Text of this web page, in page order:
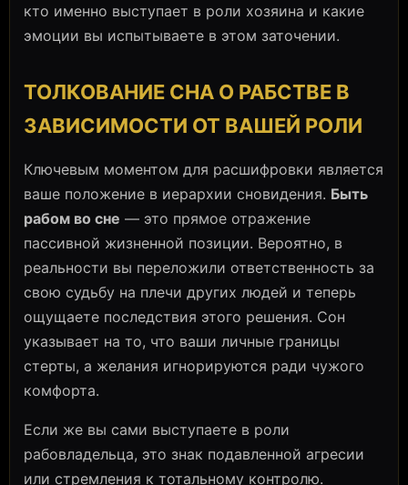
кто именно выступает в роли хозяина и какие
эмоции вы испытываете в этом заточении.
ТОЛКОВАНИЕ СНА О РАБСТВЕ В
ЗАВИСИМОСТИ ОТ ВАШЕЙ РОЛИ
Ключевым моментом для расшифровки является
ваше положение в иерархии сновидения. Быть
рабом во сне — это прямое отражение
пассивной жизненной позиции. Вероятно, в
реальности вы переложили ответственность за
свою судьбу на плечи других людей и теперь
ощущаете последствия этого решения. Сон
указывает на то, что ваши личные границы
стерты, а желания игнорируются ради чужого
комфорта.
Если же вы сами выступаете в роли
рабовладельца, это знак подавленной агресии
или стремления к тотальному контролю.